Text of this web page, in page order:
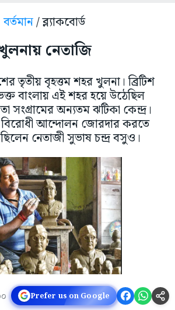
বর্তমান/ ব্ল্যাকবোর্ড
নেতাজি
তৃতীয় বৃহত্তম শহর খুলনা। ব্রিটিশ
বাংলায় এই শহর হয়ে উঠেছিল
সংগ্ৰামের অন্যতম ঝটিকা কেন্দ্র।
আন্দোলন জোরদার করতে
নেতাজী সুভাষ চন্দ্র বসুও।
Prefer us on Google